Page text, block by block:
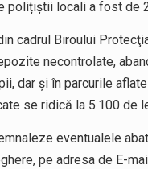
polițiștii locali a fost de
cadrul Biroului
necontrolate,
dar şi în parcurile
se ridică la 5.100 de
eventualele
pe adresa de E-